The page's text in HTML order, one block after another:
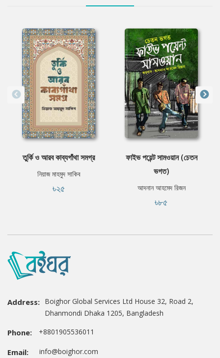
তুর্কি ও আরব কাব্যগাঁথা সমগ্র
নিয়াজ মাহমুদ সাকিব
৳২৫
ফাইভ পয়েন্ট সামওয়ান (চেতন
ভগত)
আদনান আহমেদ রিজন
৳৮৫
Address: Boighor Global Services Ltd House 32, Road 2,
Dhanmondi Dhaka 1205, Bangladesh
Phone: +8801905536011
Email: info@boighor.com